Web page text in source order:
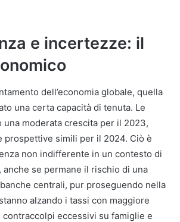
e incertezze: il
dell’economia globale, quella
una certa capacità di tenuta. Le
moderata crescita per il 2023,
prospettive simili per il 2024. Ciò è
non indifferente in un contesto di
se permane il rischio di una
centrali, pur proseguendo nella
alzando i tassi con maggiore
eccessivi su famiglie e